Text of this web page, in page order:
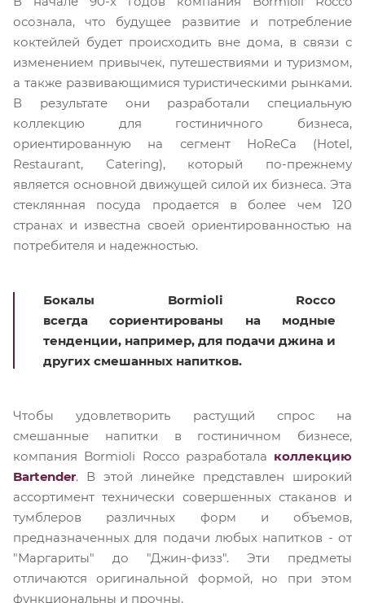
осознала, что будущее развитие и потребление
коктейлей будет происходить вне дома, в связи с
изменением привычек, путешествиями и туризмом,
а также развивающимися туристическими рынками.
В результате они разработали специальную
коллекцию для гостиничного бизнеса,
ориентированную на сегмент HoReCa (Hotel,
Restaurant, Catering), который по-прежнему
является основной движущей силой их бизнеса. Эта
стеклянная посуда продается в более чем 120
странах и известна своей ориентированностью на
потребителя и надежностью.
Бокалы Bormioli Rocco
всегда сориентированы на модные
тенденции, например, для подачи джина и
других смешанных напитков.
Чтобы удовлетворить растущий спрос на
смешанные напитки в гостиничном бизнесе,
компания Bormioli Rocco разработала коллекцию
Bartender. В этой линейке представлен широкий
ассортимент технически совершенных стаканов и
тумблеров различных форм и объемов,
предназначенных для подачи любых напитков - от
"Маргариты" до "Джин-физз". Эти предметы
отличаются оригинальной формой, но при этом
функциональны и прочны.